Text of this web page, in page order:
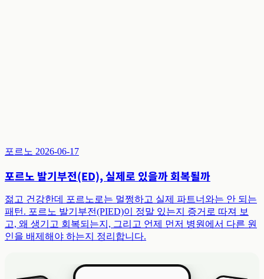
포르노 2026-06-17
포르노 발기부전(ED), 실제로 있을까 회복될까
젊고 건강한데 포르노로는 멀쩡하고 실제 파트너와는 안 되는
패턴. 포르노 발기부전(PIED)이 정말 있는지 증거로 따져 보
고, 왜 생기고 회복되는지, 그리고 언제 먼저 병원에서 다른 원
인을 배제해야 하는지 정리합니다.